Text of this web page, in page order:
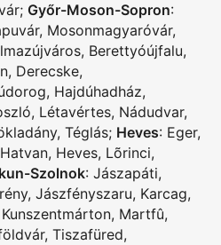
; Győr-Moson-Sopron:
, Mosonmagyaróvár,
, Berettyóújfalu,
, Derecske,
, Hajdúhadház,
, Létavértes, Nádudvar,
, Téglás; Heves: Eger,
Hatvan, Heves, Lõrinci,
Szolnok: Jászapáti,
, Jászfényszaru, Karcag,
Kunszentmárton, Martfû,
, Tiszafüred,